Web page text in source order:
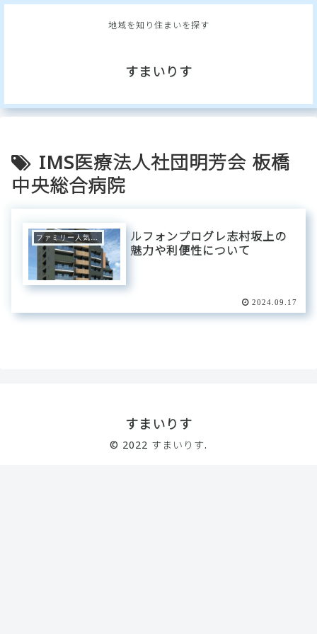
地域を知り住まいを探す
すまいりす
IMS医療法人社団明芳会 板橋
中央総合病院
ファミリー人気エリア
ルフォンプログレ志村坂上の
魅力や利便性について
2024.09.17
すまいりす
© 2022 すまいりす.